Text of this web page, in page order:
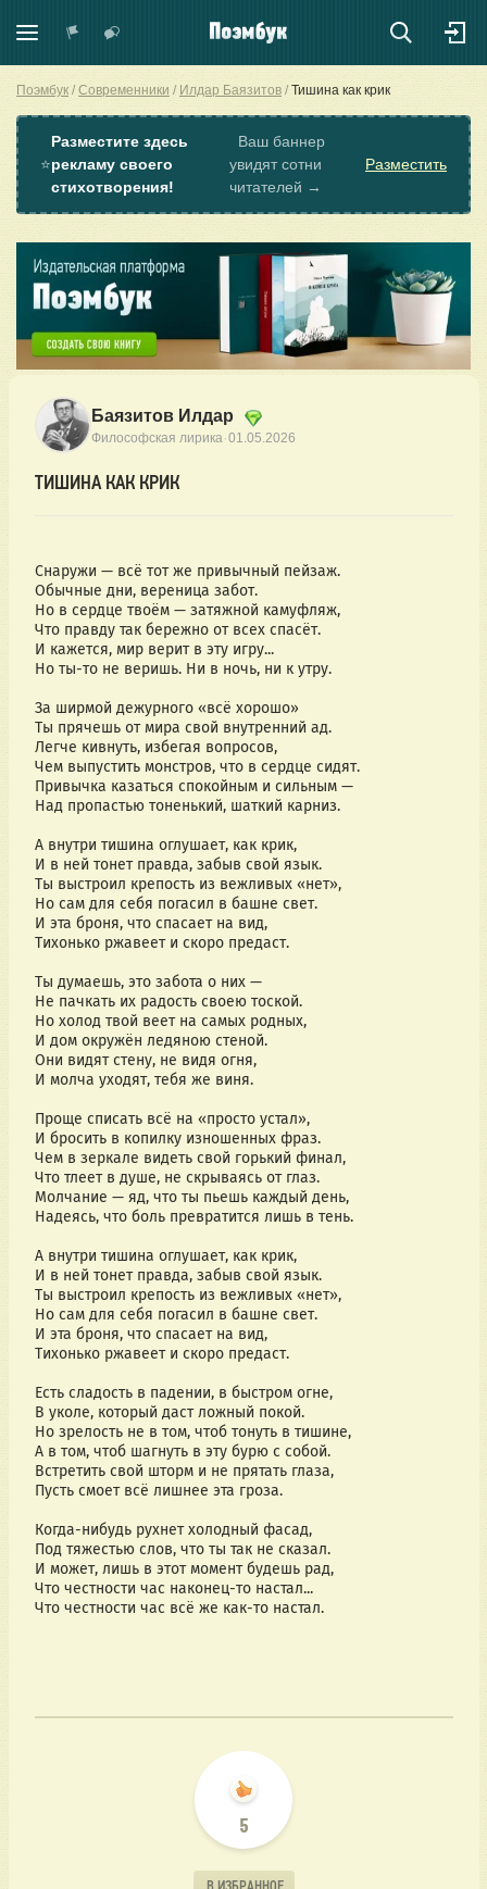
Поэмбук Современники Илдар Баязитов Тишина как крик
⭐
Разместите здесь
рекламу своего
стихотворения!
Ваш баннер
увидят сотни
читателей →
Разместить
Баязитов Илдар
Философская лирика·01.05.2026
ТИШИНА КАК КРИК
Снаружи — всё тот же привычный пейзаж.
Обычные дни, вереница забот.
Но в сердце твоём — затяжной камуфляж,
Что правду так бережно от всех спасёт.
И кажется, мир верит в эту игру...
Но ты-то не веришь. Ни в ночь, ни к утру.
За ширмой дежурного «всё хорошо»
Ты прячешь от мира свой внутренний ад.
Легче кивнуть, избегая вопросов,
Чем выпустить монстров, что в сердце сидят.
Привычка казаться спокойным и сильным —
Над пропастью тоненький, шаткий карниз.
А внутри тишина оглушает, как крик,
И в ней тонет правда, забыв свой язык.
Ты выстроил крепость из вежливых «нет»,
Но сам для себя погасил в башне свет.
И эта броня, что спасает на вид,
Тихонько ржавеет и скоро предаст.
Ты думаешь, это забота о них —
Не пачкать их радость своею тоской.
Но холод твой веет на самых родных,
И дом окружён ледяною стеной.
Они видят стену, не видя огня,
И молча уходят, тебя же виня.
Проще списать всё на «просто устал»,
И бросить в копилку изношенных фраз.
Чем в зеркале видеть свой горький финал,
Что тлеет в душе, не скрываясь от глаз.
Молчание — яд, что ты пьешь каждый день,
Надеясь, что боль превратится лишь в тень.
А внутри тишина оглушает, как крик,
И в ней тонет правда, забыв свой язык.
Ты выстроил крепость из вежливых «нет»,
Но сам для себя погасил в башне свет.
И эта броня, что спасает на вид,
Тихонько ржавеет и скоро предаст.
Есть сладость в падении, в быстром огне,
В уколе, который даст ложный покой.
Но зрелость не в том, чтоб тонуть в тишине,
А в том, чтоб шагнуть в эту бурю с собой.
Встретить свой шторм и не прятать глаза,
Пусть смоет всё лишнее эта гроза.
Когда-нибудь рухнет холодный фасад,
Под тяжестью слов, что ты так не сказал.
И может, лишь в этот момент будешь рад,
Что честности час наконец-то настал...
Что честности час всё же как-то настал.
5